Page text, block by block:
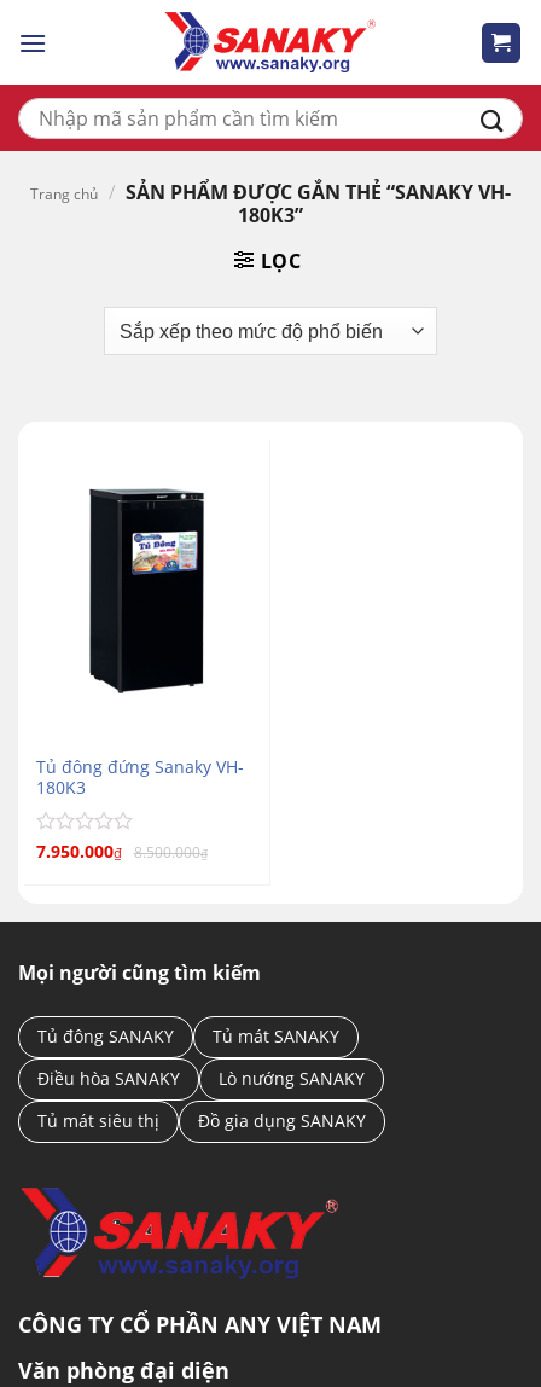
Tìm
kiếm:
Trang chủ / SẢN PHẨM ĐƯỢC GẮN THẺ “SANAKY VH-
180K3”
LỌC
Tủ đông đứng Sanaky VH-
180K3
Được
5
7.950.000₫ 8.500.000₫
Mọi người cũng tìm kiếm
Tủ đông SANAKY
Tủ mát SANAKY
Điều hòa SANAKY
Lò nướng SANAKY
Tủ mát siêu thị
Đồ gia dụng SANAKY
CÔNG TY CỔ PHẦN ANY VIỆT NAM
Văn phòng đại diện